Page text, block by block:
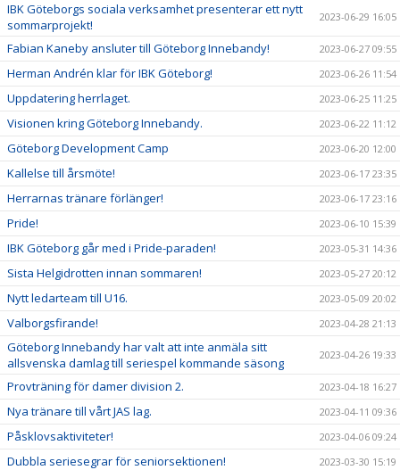
IBK Göteborgs sociala verksamhet presenterar ett nytt
sommarprojekt!
2023-06-29 16:05
Fabian Kaneby ansluter till Göteborg Innebandy! 2023-06-27 09:55
Herman Andrén klar för IBK Göteborg! 2023-06-26 11:54
Uppdatering herrlaget. 2023-06-25 11:25
Visionen kring Göteborg Innebandy. 2023-06-22 11:12
Göteborg Development Camp 2023-06-20 12:00
Kallelse till årsmöte! 2023-06-17 23:35
Herrarnas tränare förlänger! 2023-06-17 23:16
Pride! 2023-06-10 15:39
IBK Göteborg går med i Pride-paraden! 2023-05-31 14:36
Sista Helgidrotten innan sommaren! 2023-05-27 20:12
Nytt ledarteam till U16. 2023-05-09 20:02
Valborgsfirande! 2023-04-28 21:13
Göteborg Innebandy har valt att inte anmäla sitt
allsvenska damlag till seriespel kommande säsong
2023-04-26 19:33
Provträning för damer division 2. 2023-04-18 16:27
Nya tränare till vårt JAS lag. 2023-04-11 09:36
Påsklovsaktiviteter! 2023-04-06 09:24
Dubbla seriesegrar för seniorsektionen! 2023-03-30 15:19